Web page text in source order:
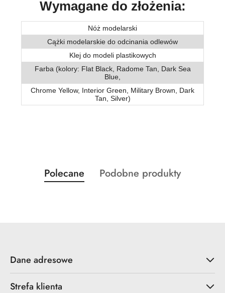
Wymagane do złożenia:
Nóż modelarski
Cążki modelarskie do odcinania odlewów
Klej do modeli plastikowych
Farba (kolory: Flat Black, Radome Tan, Dark Sea
Blue,
Chrome Yellow, Interior Green, Military Brown, Dark
Tan, Silver)
Pomiń karuzelę produktów
Produkty
o
Polecane
Produkty
Podobne produkty
Dane adresowe
Strefa klienta